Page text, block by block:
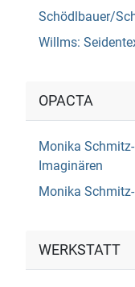
Schödlbauer/
Willms:
OPACTA
Monika
Imaginären
Monika
WERKSTATT